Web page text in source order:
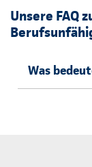
Unsere FAQ
Was